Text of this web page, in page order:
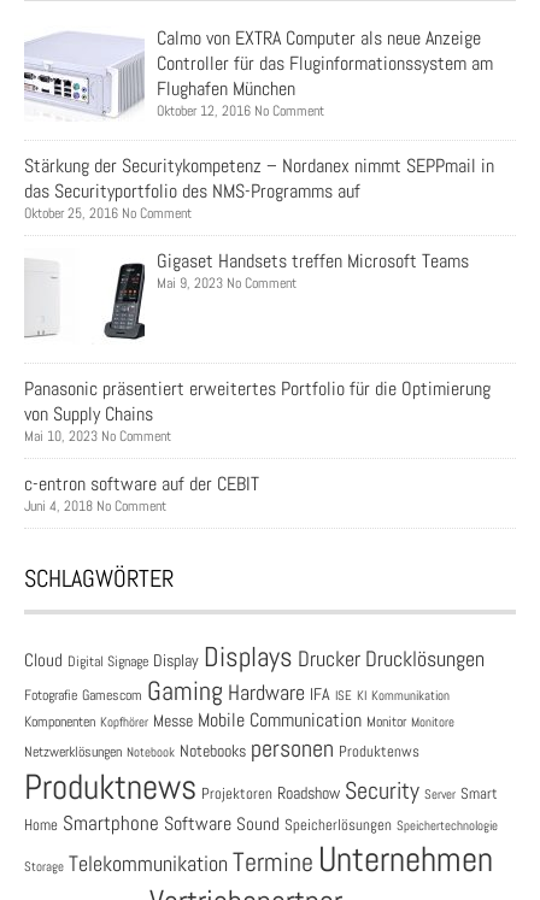
Calmo von EXTRA Computer als neue Anzeige
Controller für das Fluginformationssystem am
Flughafen München
Oktober 12, 2016 No Comment
Stärkung der Securitykompetenz – Nordanex nimmt SEPPmail in
das Securityportfolio des NMS-Programms auf
Oktober 25, 2016 No Comment
Gigaset Handsets treffen Microsoft Teams
Mai 9, 2023 No Comment
Panasonic präsentiert erweitertes Portfolio für die Optimierung
von Supply Chains
Mai 10, 2023 No Comment
c-entron software auf der CEBIT
Juni 4, 2018 No Comment
SCHLAGWÖRTER
Cloud Digital Signage Display Displays Drucker Drucklösungen
Fotografie Gamescom Gaming Hardware IFA ISE KI Kommunikation
Komponenten Kopfhörer Messe Mobile Communication Monitor Monitore
Netzwerklösungen Notebook Notebooks personen Produktenws
Produktnews Projektoren Roadshow Security Server Smart
Home Smartphone Software Sound Speicherlösungen Speichertechnologie
Storage Telekommunikation Termine Unternehmen